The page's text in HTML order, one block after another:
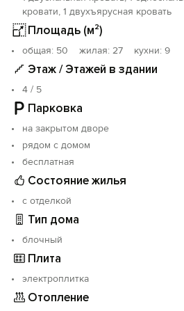
кровати, 1 двухъярусная кровать
Площадь (м²)
oбщая: 50 жилая: 27 кухни: 9
Этаж / Этажей в здании
4 / 5
Парковка
на закрытом дворе
рядом с домом
бесплатная
Состояние жилья
с отделкой
Тип дома
блочный
Плита
электроплитка
Отопление